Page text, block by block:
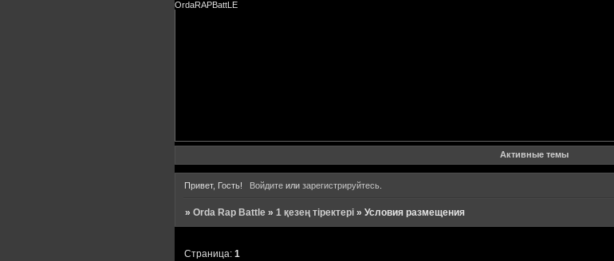
OrdaRAPBattLE
Активные темы
Привет, Гость! Войдитеили зарегистрируйтесь.
»Orda Rap Battle »1 қезең тіректері »Условия размещения
Страница:1